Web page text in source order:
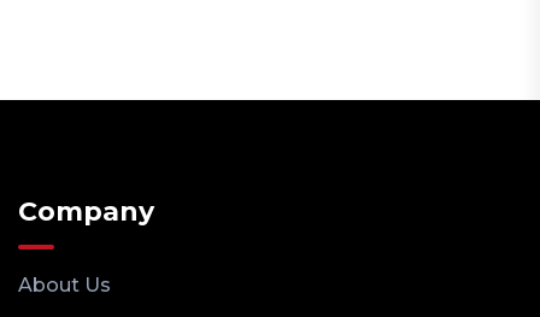
Company
About Us